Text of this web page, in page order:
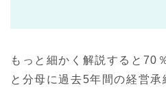
もっと細かく解説すると70
と分母に過去5年間の経営